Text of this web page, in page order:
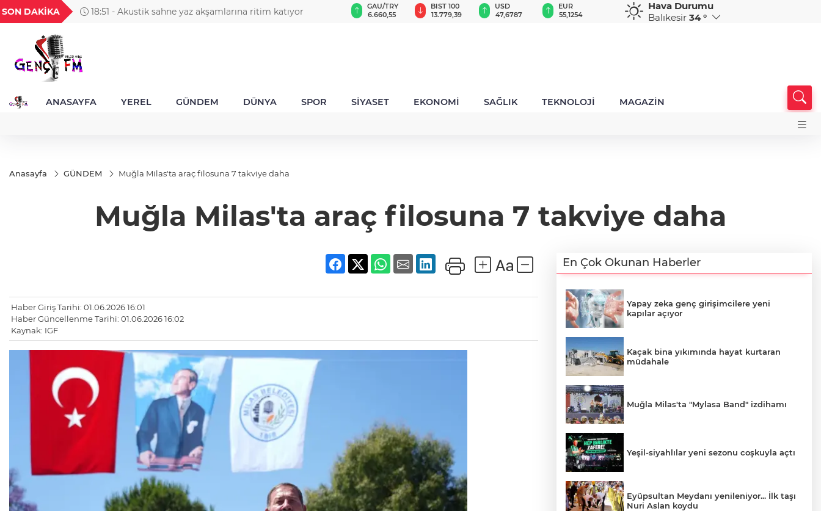
SON DAKİKA 18:51 - Kırsal yollara neşter
18,2677
TND
16,3788
27,9743
VND
0,0018
BIST 100
13.779,39
USD
47,6787
EUR
55,1254
GBP
64,3468
CHF
59,0083
CAD
34,1883
Hava Durumu
Balıkesir 34 °
ANASAYFA YEREL GÜNDEM DÜNYA SPOR SİYASET EKONOMİ SAĞLIK TEKNOLOJİ MAGAZİN
Anasayfa GÜNDEM Muğla Milas'ta araç filosuna 7 takviye daha
Muğla Milas'ta araç filosuna 7 takviye daha
Haber Giriş Tarihi: 01.06.2026 16:01
Haber Güncellenme Tarihi: 01.06.2026 16:02
Kaynak: IGF
En Çok Okunan Haberler
Yapay zeka genç girişimcilere yeni
kapılar açıyor
Kaçak bina yıkımında hayat kurtaran
müdahale
Muğla Milas'ta "Mylasa Band" izdihamı
Yeşil-siyahlılar yeni sezonu coşkuyla açtı
Eyüpsultan Meydanı yenileniyor... İlk taşı
Nuri Aslan koydu